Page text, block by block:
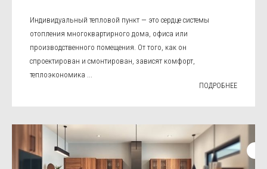
Индивидуальный тепловой пункт — это сердце системы
отопления многоквартирного дома, офиса или
производственного помещения. От того, как он
спроектирован и смонтирован, зависят комфорт,
теплоэкономика ...
ПОДРОБНЕЕ